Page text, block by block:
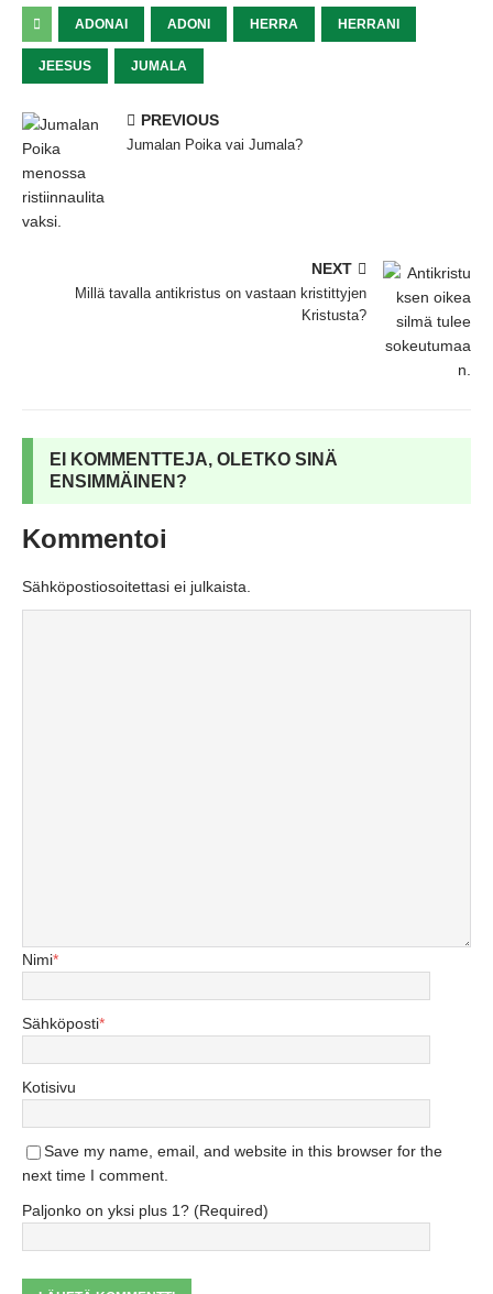
ADONAI ADONI HERRA HERRANI
JEESUS JUMALA
PREVIOUS
Jumalan Poika vai Jumala?
NEXT
Millä tavalla antikristus on vastaan kristittyjen
Kristusta?
EI KOMMENTTEJA, OLETKO SINÄ
ENSIMMÄINEN?
Kommentoi
Sähköpostiosoitettasi ei julkaista.
Nimi*
Sähköposti*
Kotisivu
Save my name, email, and website in this browser for the
next time I comment.
Paljonko on yksi plus 1? (Required)